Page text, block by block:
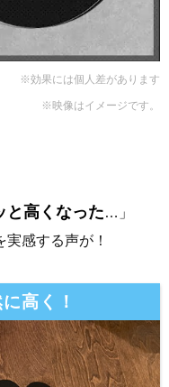
※効果には個人差があります
※映像はイメージです。
と高くなった…」
実感する声が！
高く！